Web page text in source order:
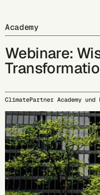
Academy
Webinare:
ClimatePartner Academy und
17.09.